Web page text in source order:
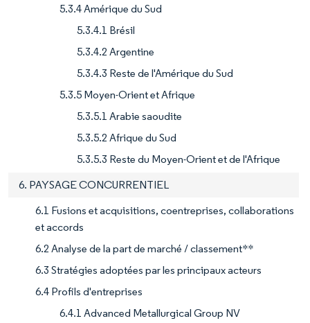
5.3.4 Amérique du Sud
5.3.4.1 Brésil
5.3.4.2 Argentine
5.3.4.3 Reste de l'Amérique du Sud
5.3.5 Moyen-Orient et Afrique
5.3.5.1 Arabie saoudite
5.3.5.2 Afrique du Sud
5.3.5.3 Reste du Moyen-Orient et de l'Afrique
6. PAYSAGE CONCURRENTIEL
6.1 Fusions et acquisitions, coentreprises, collaborations
et accords
6.2 Analyse de la part de marché / classement**
6.3 Stratégies adoptées par les principaux acteurs
6.4 Profils d'entreprises
6.4.1 Advanced Metallurgical Group NV